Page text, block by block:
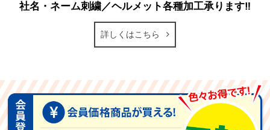
社名・ネーム刺繍／ヘルメット各種加工承ります‼
詳しくはこちら